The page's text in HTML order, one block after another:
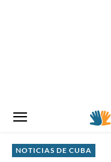
NOTICIAS DE CUBA